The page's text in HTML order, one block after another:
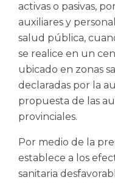
activas o pasivas,
auxiliares y
salud pública,
se realice en un
ubicado en zonas
declaradas por la
propuesta de las
provinciales.
Por medio de la
establece a los
sanitaria